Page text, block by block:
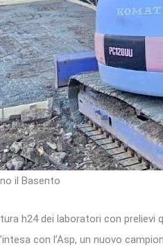
il Basento
h24 dei laboratori con prelievi
con l’Asp, un nuovo